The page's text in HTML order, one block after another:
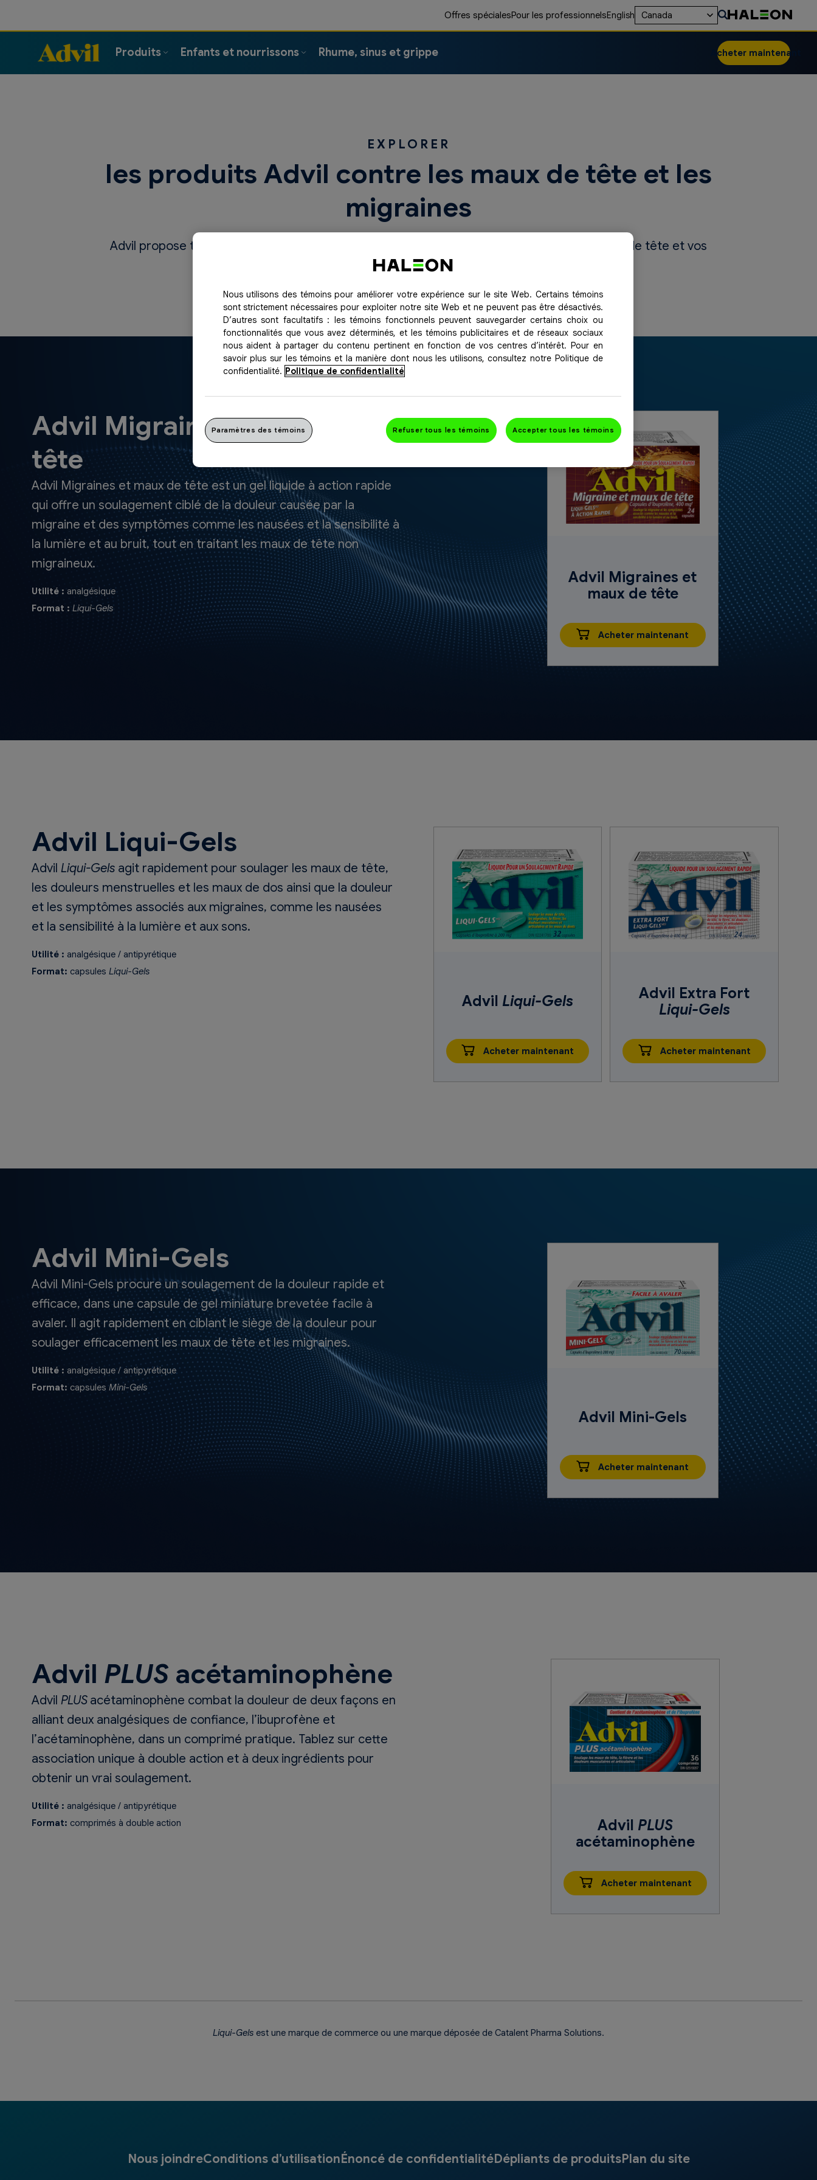
Offres spécialesPour les professionnelsEnglish Canada
Produits Enfants et nourrissons Rhume, sinus et grippe Acheter maintenant
EXPLORER
les produits Advil contre les maux de tête et les
migraines
Advil propose toute une gamme d’analgésiques efficaces pour prendre en charge vos maux de tête et vos
migraines avant qu’ils ne prennent le dessus.
Advil Migraines et maux de
tête
Advil Migraines et maux de tête est un gel liquide à action rapide
qui offre un soulagement ciblé de la douleur causée par la
migraine et des symptômes comme les nausées et la sensibilité à
la lumière et au bruit, tout en traitant les maux de tête non
migraineux.
Utilité : analgésique
Format : Liqui-Gels
Advil Migraines et
maux de tête
Acheter maintenant
Advil Liqui-Gels
Advil Liqui-Gels agit rapidement pour soulager les maux de tête,
les douleurs menstruelles et les maux de dos ainsi que la douleur
et les symptômes associés aux migraines, comme les nausées
et la sensibilité à la lumière et aux sons.
Utilité : analgésique / antipyrétique
Format: capsules Liqui-Gels
Advil Liqui-Gels
Acheter maintenant
Advil Extra Fort
Liqui-Gels
Acheter maintenant
Advil Mini-Gels
Advil Mini-Gels procure un soulagement de la douleur rapide et
efficace, dans une capsule de gel miniature brevetée facile à
avaler. Il agit rapidement en ciblant le siège de la douleur pour
soulager efficacement les maux de tête et les migraines.
Utilité : analgésique / antipyrétique
Format: capsules Mini-Gels
Advil Mini-Gels
Acheter maintenant
Advil PLUS acétaminophène
Advil PLUS acétaminophène combat la douleur de deux façons en
alliant deux analgésiques de confiance, l’ibuprofène et
l’acétaminophène, dans un comprimé pratique. Tablez sur cette
association unique à double action et à deux ingrédients pour
obtenir un vrai soulagement.
Utilité : analgésique / antipyrétique
Format: comprimés à double action Advil PLUS
acétaminophène
Acheter maintenant
Liqui-Gels est une marque de commerce ou une marque déposée de Catalent Pharma Solutions.
Nous joindreConditions d’utilisationÉnoncé de confidentialitéDépliants de produitsPlan du site
Nous utilisons des témoins pour améliorer votre expérience sur le site Web. Certains témoins
sont strictement nécessaires pour exploiter notre site Web et ne peuvent pas être désactivés.
D’autres sont facultatifs : les témoins fonctionnels peuvent sauvegarder certains choix ou
fonctionnalités que vous avez déterminés, et les témoins publicitaires et de réseaux sociaux
nous aident à partager du contenu pertinent en fonction de vos centres d’intérêt. Pour en
savoir plus sur les témoins et la manière dont nous les utilisons, consultez notre Politique de
confidentialité. Politique de confidentialité
Refuser tous les témoins Accepter tous les témoins
Paramètres des témoins